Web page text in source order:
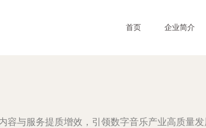
首页 企业简介
容与服务提质增效，引领数字音乐产业高质量发